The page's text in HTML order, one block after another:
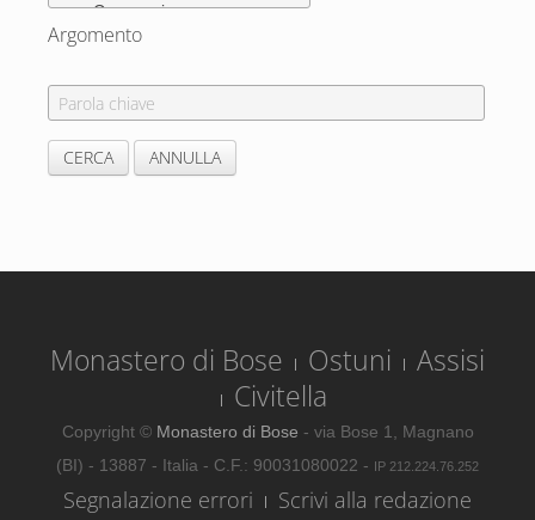
Argomento
Monastero di Bose Ostuni
Assisi
Civitella
Copyright © Monastero di Bose - via Bose 1, Magnano
(BI) - 13887 - Italia - C.F.: 90031080022 - IP 212.224.76.252
Segnalazione errori
Scrivi alla redazione